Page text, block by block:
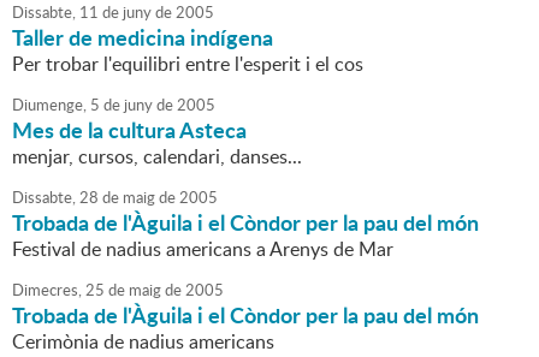
Dissabte, 11 de junyde2005
Taller de medicina indígena
Per trobar l'equilibri entre l'esperit i el cos
Diumenge, 5 de junyde2005
Mes de la cultura Asteca
menjar, cursos, calendari, danses...
Dissabte,28 de maigde2005
Trobada de l'Àguila i el Còndor per la pau del món
Festival de nadius americans a Arenys de Mar
Dimecres,25 de maigde2005
Trobada de l'Àguila i el Còndor per la pau del món
Cerimònia de nadius americans